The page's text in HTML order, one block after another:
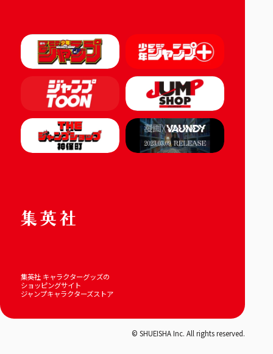
集英社 キャラクターグッズの
ショッピングサイト
ジャンプキャラクターズストア
© SHUEISHA Inc. All rights reserved.